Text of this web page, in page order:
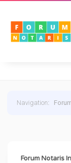
Navigation:
Forum Notaris